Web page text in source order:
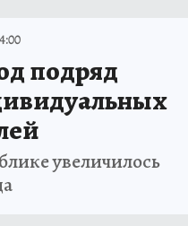
подряд
увеличилось